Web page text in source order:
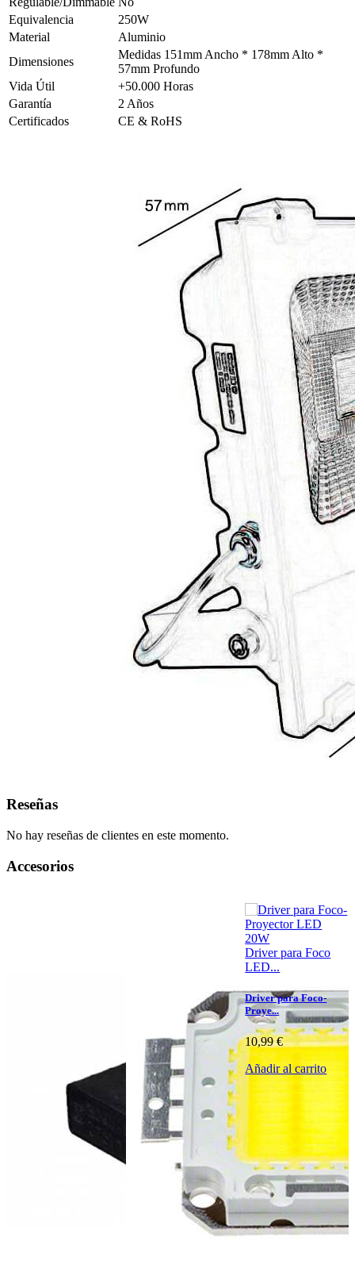
Equivalencia
250W
Material
Aluminio
Dimensiones
Medidas 151mm Ancho * 178mm Alto *
57mm Profundo
Vida Útil
+50.000 Horas
Garantía
2 Años
Certificados
CE & RoHS
Reseñas
No hay reseñas de clientes en este momento.
Accesorios
Driver para Foco
LED...
Driver para Foco-
Proye...
10,99 €
Añadir al carrito